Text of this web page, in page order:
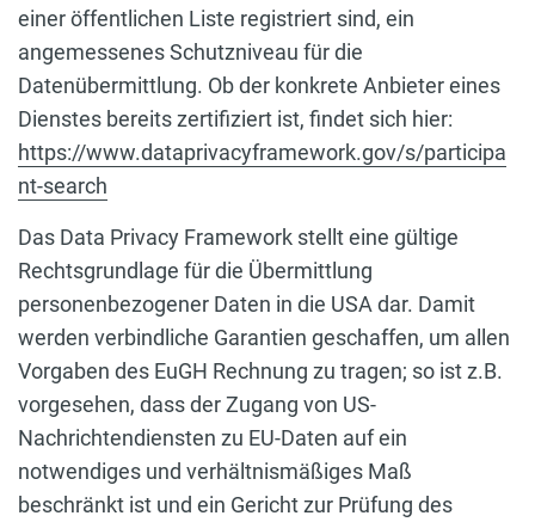
einer öffentlichen Liste registriert sind, ein
angemessenes Schutzniveau für die
Datenübermittlung. Ob der konkrete Anbieter eines
Dienstes bereits zertifiziert ist, findet sich hier:
https://www.dataprivacyframework.gov/s/participa
nt-search
Das Data Privacy Framework stellt eine gültige
Rechtsgrundlage für die Übermittlung
personenbezogener Daten in die USA dar. Damit
werden verbindliche Garantien geschaffen, um allen
Vorgaben des EuGH Rechnung zu tragen; so ist z.B.
vorgesehen, dass der Zugang von US-
Nachrichtendiensten zu EU-Daten auf ein
notwendiges und verhältnismäßiges Maß
beschränkt ist und ein Gericht zur Prüfung des